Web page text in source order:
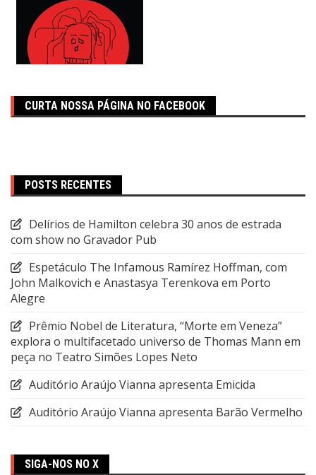
CURTA NOSSA PÁGINA NO FACEBOOK
POSTS RECENTES
Delírios de Hamilton celebra 30 anos de estrada
com show no Gravador Pub
Espetáculo The Infamous Ramírez Hoffman, com
John Malkovich e Anastasya Terenkova em Porto
Alegre
Prêmio Nobel de Literatura, “Morte em Veneza”
explora o multifacetado universo de Thomas Mann em
peça no Teatro Simões Lopes Neto
Auditório Araújo Vianna apresenta Emicida
Auditório Araújo Vianna apresenta Barão Vermelho
SIGA-NOS NO X